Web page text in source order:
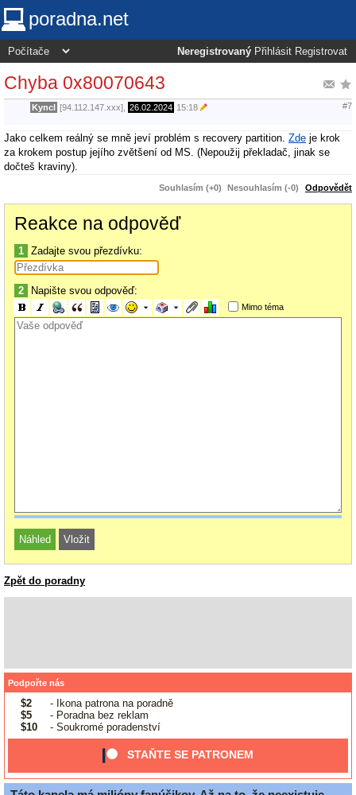
poradna.net
Neregistrovaný Přihlásit Registrovat
Chyba 0x80070643
Kyncl [94.112.147.xxx], 26.02.2024 15:18 #7
Jako celkem reálný se mně jeví problém s recovery partition. Zde je krok
za krokem postup jejího zvětšení od MS. (Nepoužij překladač, jinak se
dočteš kraviny).
Souhlasím (+0) Nesouhlasím (-0) Odpovědět
Reakce na odpověď
1 Zadajte svou přezdívku:
2 Napište svou odpověď:
Mimo téma
Zpět do poradny
Podpořte nás
$2
- Ikona patrona na poradně
$5
- Poradna bez reklam
$10
- Soukromé poradenství
STAŇTE SE PATRONEM